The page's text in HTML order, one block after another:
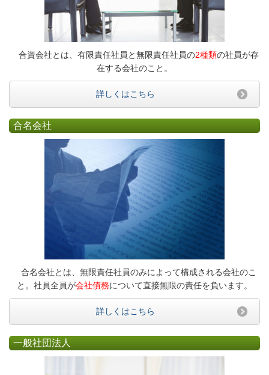
合資会社とは、有限責任社員と無限責任社員の2種類の社員が存
在する会社のこと。
詳しくはこちら
合名会社
合名会社とは、無限責任社員のみによって構成される会社のこ
と。社員全員が会社債務について直接無限の責任を負います。
詳しくはこちら
一般社団法人